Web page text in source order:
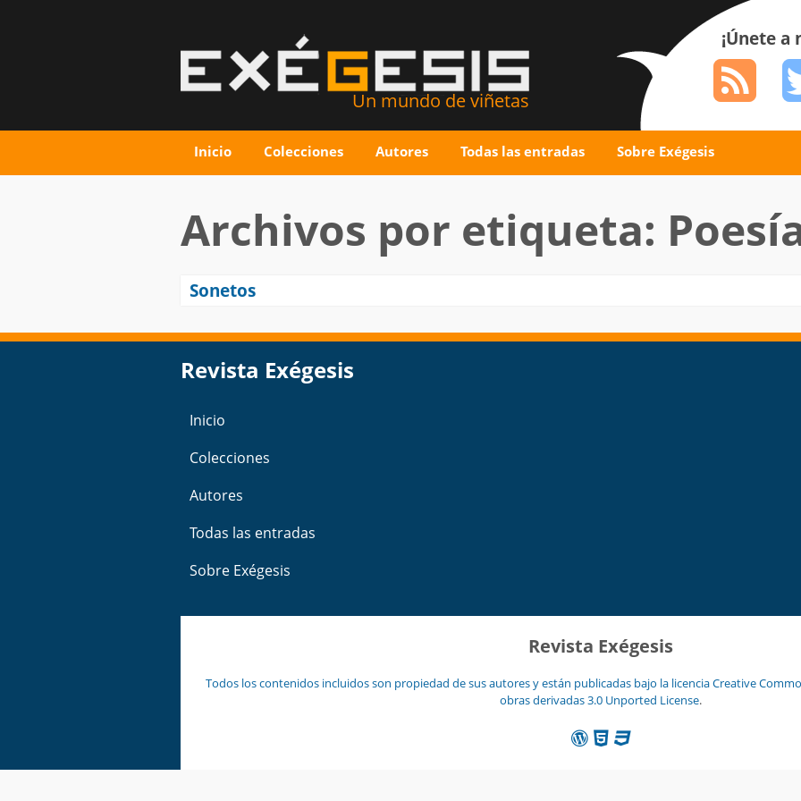
Un mundo de viñetas
¡Únete
Inicio Colecciones Autores Todas las entradas Sobre Exégesis
Archivos por etiqueta:
Sonetos
Revista Exégesis
Inicio
Colecciones
Autores
Todas las entradas
Sobre Exégesis
Revista Exégesis
Todos los contenidos incluidos son propiedad de sus autores y están publicadas bajo la licenciaCreative
obras derivadas 3.0 Unported License.